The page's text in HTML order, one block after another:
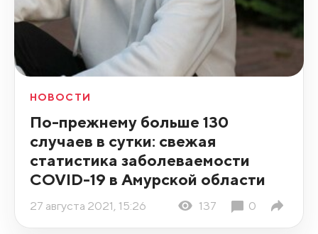
НОВОСТИ
По-прежнему больше 130
случаев в сутки: свежая
статистика заболеваемости
COVID-19 в Амурской области
27 августа 2021, 15:26 137 0